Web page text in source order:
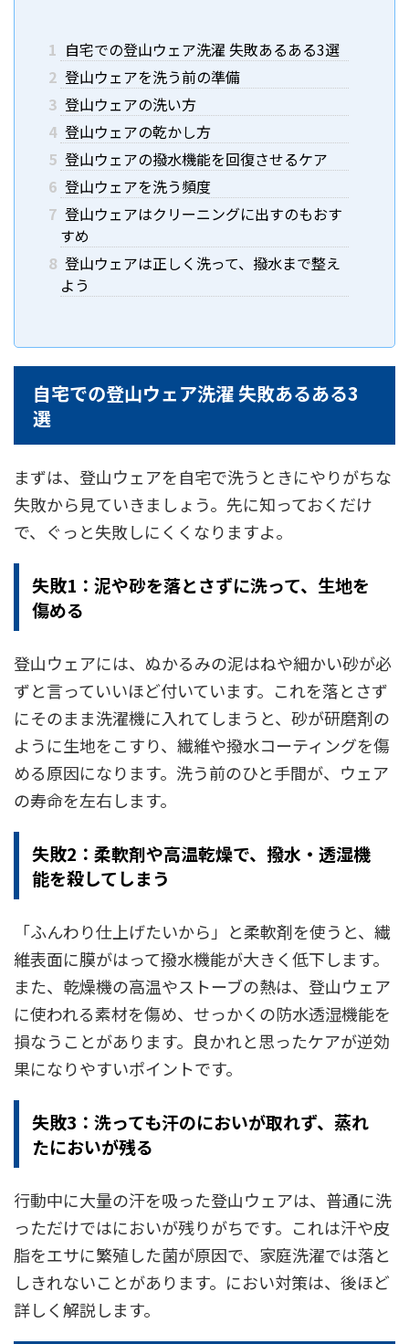
1 自宅での登山ウェア洗濯 失敗あるある3選
2 登山ウェアを洗う前の準備
3 登山ウェアの洗い方
4 登山ウェアの乾かし方
5 登山ウェアの撥水機能を回復させるケア
6 登山ウェアを洗う頻度
7 登山ウェアはクリーニングに出すのもおす
すめ
8 登山ウェアは正しく洗って、撥水まで整え
よう
自宅での登山ウェア洗濯 失敗あるある3
選
まずは、登山ウェアを自宅で洗うときにやりがちな
失敗から見ていきましょう。先に知っておくだけ
で、ぐっと失敗しにくくなりますよ。
失敗1：泥や砂を落とさずに洗って、生地を
傷める
登山ウェアには、ぬかるみの泥はねや細かい砂が必
ずと言っていいほど付いています。これを落とさず
にそのまま洗濯機に入れてしまうと、砂が研磨剤の
ように生地をこすり、繊維や撥水コーティングを傷
める原因になります。洗う前のひと手間が、ウェア
の寿命を左右します。
失敗2：柔軟剤や高温乾燥で、撥水・透湿機
能を殺してしまう
「ふんわり仕上げたいから」と柔軟剤を使うと、繊
維表面に膜がはって撥水機能が大きく低下します。
また、乾燥機の高温やストーブの熱は、登山ウェア
に使われる素材を傷め、せっかくの防水透湿機能を
損なうことがあります。良かれと思ったケアが逆効
果になりやすいポイントです。
失敗3：洗っても汗のにおいが取れず、蒸れ
たにおいが残る
行動中に大量の汗を吸った登山ウェアは、普通に洗
っただけではにおいが残りがちです。これは汗や皮
脂をエサに繁殖した菌が原因で、家庭洗濯では落と
しきれないことがあります。におい対策は、後ほど
詳しく解説します。